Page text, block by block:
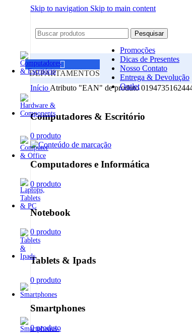
Skip to navigation Skip to main content
Pesquisar
DEPARTAMENTOS
Promoções
Dicas de Presentes
Nosso Contato
Entrega & Devolução
Outlet
Início Atributo "EAN" de produto
Computadores & Escritório
0 produto
Computadores e Informática
0 produto
Notebook
0 produto
Tablets & Ipads
0 produto
Smartphones
0 produto